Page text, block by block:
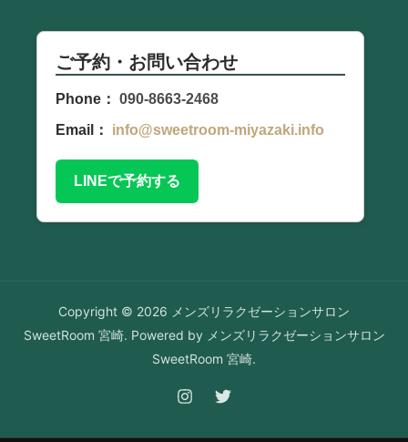
ご予約・お問い合わせ
Phone： 090-8663-2468
Email：
info@sweetroom-miyazaki.info
LINEで予約する
Copyright © 2026 メンズリラクゼーションサロン
SweetRoom 宮崎. Powered by メンズリラクゼーションサロン
SweetRoom 宮崎.